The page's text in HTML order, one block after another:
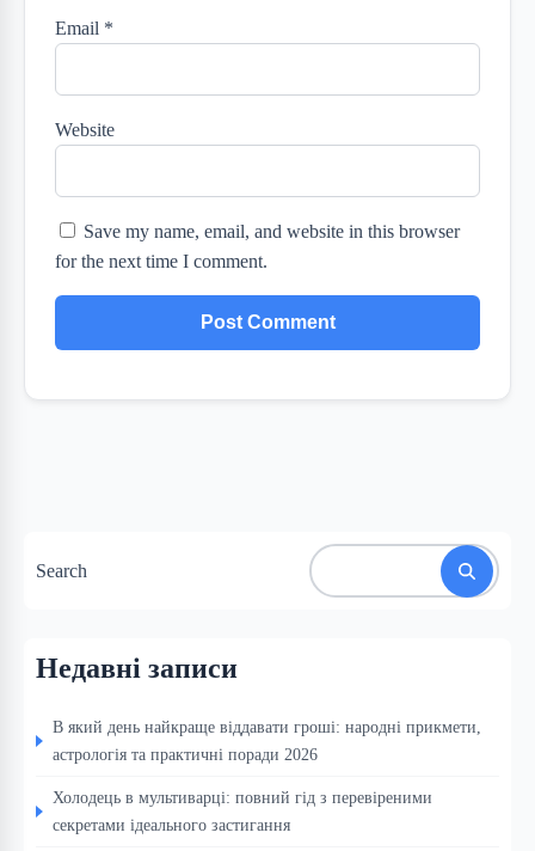
Email *
Website
Save my name, email, and website in this browser
for the next time I comment.
Search
Недавні записи
В який день найкраще віддавати гроші: народні прикмети,
астрологія та практичні поради 2026
Холодець в мультиварці: повний гід з перевіреними
секретами ідеального застигання